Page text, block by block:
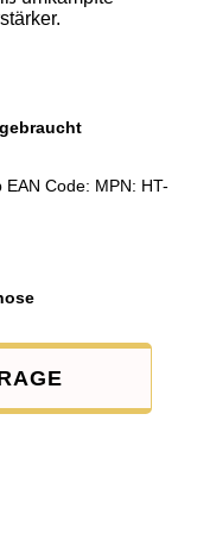
Code: MPN: HT-